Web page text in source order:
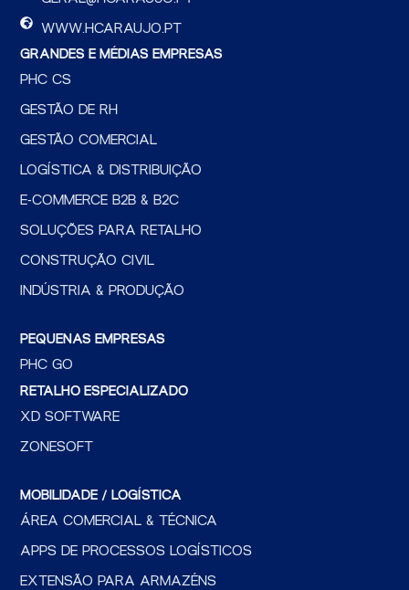
o
k
i
n
r
a
m
WWW.HCARAUJO.PT
GRANDES E MÉDIAS EMPRESAS
PHC CS
GESTÃO DE RH
GESTÃO COMERCIAL
LOGÍSTICA & DISTRIBUIÇÃO
E-COMMERCE B2B & B2C
SOLUÇÕES PARA RETALHO
CONSTRUÇÃO CIVIL
INDÚSTRIA & PRODUÇÃO
PEQUENAS EMPRESAS
PHC GO
RETALHO ESPECIALIZADO
XD SOFTWARE
ZONESOFT
MOBILIDADE / LOGÍSTICA
ÁREA COMERCIAL & TÉCNICA
APPS DE PROCESSOS LOGÍSTICOS
EXTENSÃO PARA ARMAZÉNS